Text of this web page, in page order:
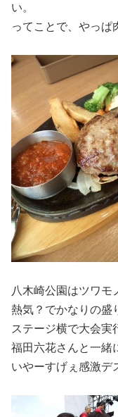
い。
ってことで、やっぱ
八木崎公園はツワモ
熱気？でかなりの盛
ステージ横で大会実
福田六花さんと一緒
いやーすげぇ感激デ